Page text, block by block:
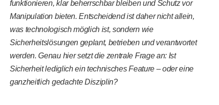
funktionieren, klar beherrschbar bleiben und Schutz vor
Manipulation bieten. Entscheidend ist daher nicht allein,
was technologisch möglich ist, sondern wie
Sicherheitslösungen geplant, betrieben und verantwortet
werden. Genau hier setzt die zentrale Frage an: Ist
Sicherheit lediglich ein technisches Feature – oder eine
ganzheitlich gedachte Disziplin?